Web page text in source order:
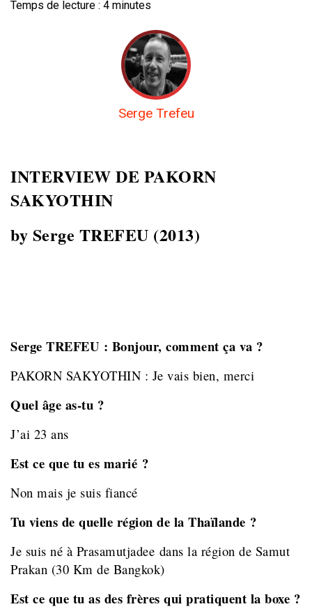
Temps de lecture : 4 minutes
Serge Trefeu
INTERVIEW DE PAKORN
SAKYOTHIN
by Serge TREFEU (2013)
Serge TREFEU : Bonjour, comment ça va ?
PAKORN SAKYOTHIN : Je vais bien, merci
Quel âge as-tu ?
J’ai 23 ans
Est ce que tu es marié ?
Non mais je suis fiancé
Tu viens de quelle région de la Thaïlande ?
Je suis né à Prasamutjadee dans la région de Samut
Prakan (30 Km de Bangkok)
Est ce que tu as des frères qui pratiquent la boxe ?